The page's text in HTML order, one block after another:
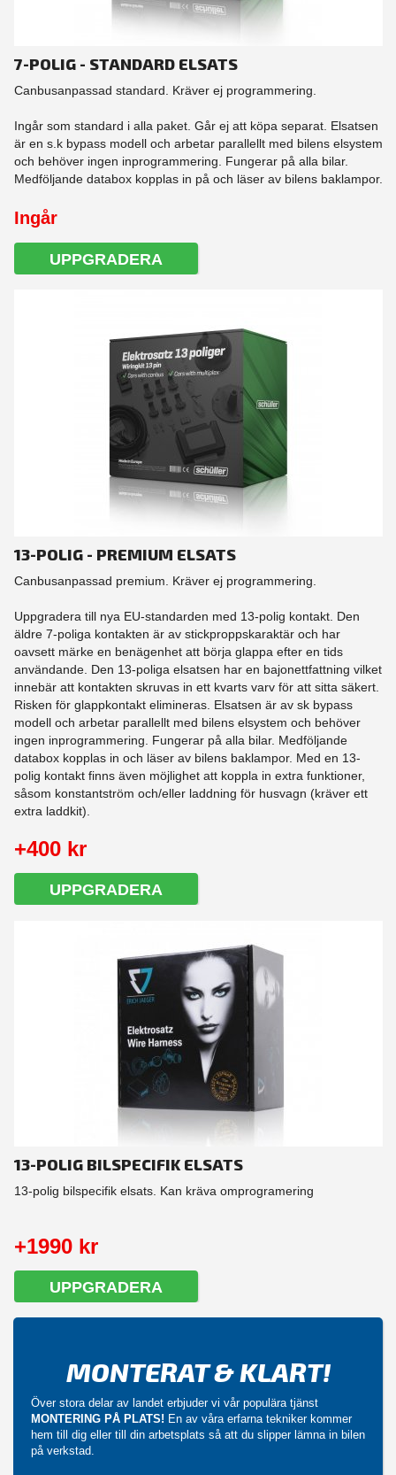
7-POLIG - STANDARD ELSATS
Canbusanpassad standard. Kräver ej programmering.
Ingår som standard i alla paket. Går ej att köpa separat. Elsatsen
är en s.k bypass modell och arbetar parallellt med bilens elsystem
och behöver ingen inprogrammering. Fungerar på alla bilar.
Medföljande databox kopplas in på och läser av bilens baklampor.
Ingår
UPPGRADERA
13-POLIG - PREMIUM ELSATS
Canbusanpassad premium. Kräver ej programmering.
Uppgradera till nya EU-standarden med 13-polig kontakt. Den
äldre 7-poliga kontakten är av stickproppskaraktär och har
oavsett märke en benägenhet att börja glappa efter en tids
användande. Den 13-poliga elsatsen har en bajonettfattning vilket
innebär att kontakten skruvas in ett kvarts varv för att sitta säkert.
Risken för glappkontakt elimineras. Elsatsen är av sk bypass
modell och arbetar parallellt med bilens elsystem och behöver
ingen inprogrammering. Fungerar på alla bilar. Medföljande
databox kopplas in och läser av bilens baklampor. Med en 13-
polig kontakt finns även möjlighet att koppla in extra funktioner,
såsom konstantström och/eller laddning för husvagn (kräver ett
extra laddkit).
+400 kr
UPPGRADERA
13-POLIG BILSPECIFIK ELSATS
13-polig bilspecifik elsats. Kan kräva omprogramering
+1990 kr
UPPGRADERA
MONTERAT & KLART!
Över stora delar av landet erbjuder vi vår populära tjänst
MONTERING PÅ PLATS! En av våra erfarna tekniker kommer
hem till dig eller till din arbetsplats så att du slipper lämna in bilen
på verkstad.